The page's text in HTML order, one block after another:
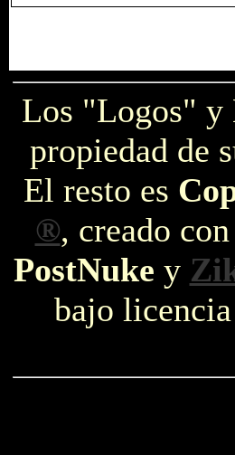
Los "Logos" y
propiedad de
El resto es
®, creado con
PostNuke y
bajo licencia